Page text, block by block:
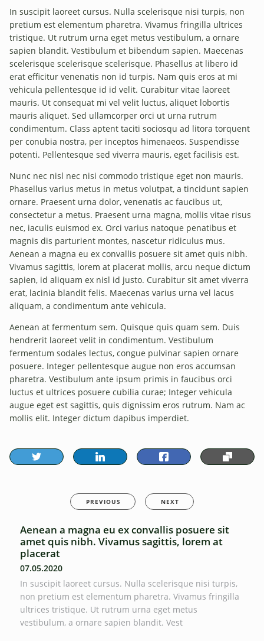
In suscipit laoreet cursus. Nulla scelerisque nisi turpis, non
pretium est elementum pharetra. Vivamus fringilla ultrices
tristique. Ut rutrum urna eget metus vestibulum, a ornare
sapien blandit. Vestibulum et bibendum sapien. Maecenas
scelerisque scelerisque scelerisque. Phasellus at libero id
erat efficitur venenatis non id turpis. Nam quis eros at mi
vehicula pellentesque id id velit. Curabitur vitae laoreet
mauris. Ut consequat mi vel velit luctus, aliquet lobortis
mauris aliquet. Sed ullamcorper orci ut urna rutrum
condimentum. Class aptent taciti sociosqu ad litora torquent
per conubia nostra, per inceptos himenaeos. Suspendisse
potenti. Pellentesque sed viverra mauris, eget facilisis est.
Nunc nec nisl nec nisi commodo tristique eget non mauris.
Phasellus varius metus in metus volutpat, a tincidunt sapien
ornare. Praesent urna dolor, venenatis ac faucibus ut,
consectetur a metus. Praesent urna magna, mollis vitae risus
nec, iaculis euismod ex. Orci varius natoque penatibus et
magnis dis parturient montes, nascetur ridiculus mus.
Aenean a magna eu ex convallis posuere sit amet quis nibh.
Vivamus sagittis, lorem at placerat mollis, arcu neque dictum
sapien, id aliquam ex nisl id justo. Curabitur sit amet viverra
erat, lacinia blandit felis. Maecenas varius urna vel lacus
aliquam, a condimentum ante vehicula.
Aenean at fermentum sem. Quisque quis quam sem. Duis
hendrerit laoreet velit in condimentum. Vestibulum
fermentum sodales lectus, congue pulvinar sapien ornare
posuere. Integer pellentesque augue non eros accumsan
pharetra. Vestibulum ante ipsum primis in faucibus orci
luctus et ultrices posuere cubilia curae; Integer vehicula
augue eget est sagittis, quis dignissim eros rutrum. Nam ac
mollis elit. Integer dictum dapibus imperdiet.
PREVIOUS NEXT
Aenean a magna eu ex convallis posuere sit
amet quis nibh. Vivamus sagittis, lorem at
placerat
07.05.2020
In suscipit laoreet cursus. Nulla scelerisque nisi turpis,
non pretium est elementum pharetra. Vivamus fringilla
ultrices tristique. Ut rutrum urna eget metus
vestibulum, a ornare sapien blandit. Vest